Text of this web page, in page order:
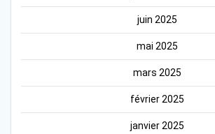
juin 2025
mai 2025
mars 2025
février 2025
janvier 2025